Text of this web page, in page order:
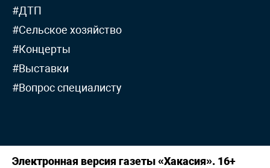
#ДТП
#Сельское хозяйство
#Концерты
#Выставки
#Вопрос специалисту
Электронная версия газеты «Хакасия». 16+